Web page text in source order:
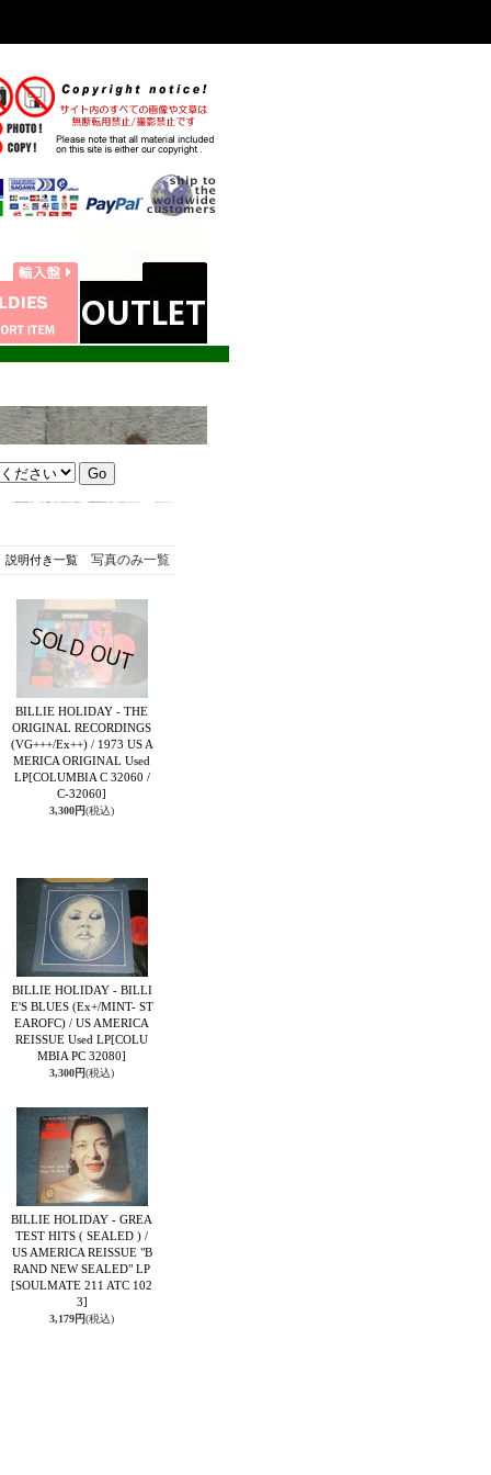
説明付き一覧写真のみ一覧
BILLIE HOLIDAY - THE
ORIGINAL RECORDINGS
(VG+++/Ex++) / 1973 US A
MERICA ORIGINAL Used
LP[COLUMBIA C 32060 /
C-32060]
3,300円(税込)
BILLIE HOLIDAY - BILLI
E'S BLUES (Ex+/MINT- ST
EAROFC) / US AMERICA
REISSUE Used LP[COLU
MBIA PC 32080]
3,300円(税込)
BILLIE HOLIDAY - GREA
TEST HITS ( SEALED ) /
US AMERICA REISSUE "B
RAND NEW SEALED" LP
[SOULMATE 211 ATC 102
3]
3,179円(税込)